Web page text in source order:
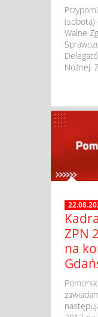
(sobota)
Walne
Nożnej.
ZPN
na